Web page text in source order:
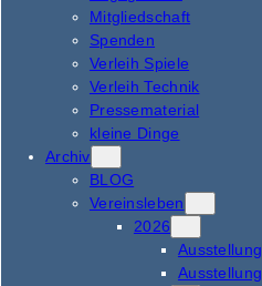
Mitgliedschaft
Spenden
Verleih Spiele
Verleih Technik
Pressematerial
kleine Dinge
Archiv
BLOG
Vereinsleben
2026
Ausstellung
Ausstellung